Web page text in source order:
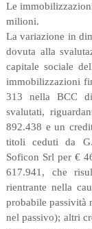
Le
milioni.
La variazione in
dovuta alla
capitale sociale
immobilizzazioni
313 nella BCC di
svalutati,
892.438 e un
titoli ceduti da G.
Soficon Srl per €
617.941, che
rientrante nella
probabile passività
nel passivo); altri